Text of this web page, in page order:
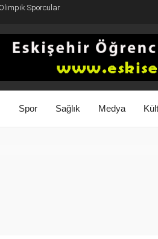
Olimpik Sporcular
Spor Sağlık Medya